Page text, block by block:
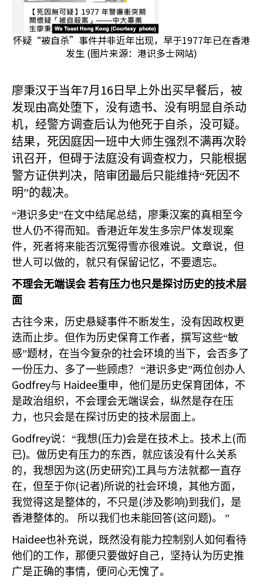
怀疑“被自杀”事件并非近年出现，早于1977年已在香港
发生 (图片来源：港识多士网站)
廖秉汉于当年7月 16 日早上外出买早餐后，被
发现由高处堕下，没有遗书、没有明显自杀动
机，经警方调查后认为他死于自杀，没可疑。
结果，死因庭因一班中大师生强烈不满再次聆
讯召开，但碍于法庭没有调查权力，只能根据
警方证供判决，陪审团最后只能维持“死因不
明”的裁决。
“港识多史”在文中结尾总结，廖秉汉案的真相至今
世人仍不得而知。香港近年发生多宗尸体发现案
件，死者将来能否沉冤得雪亦很难说。文章说，但
世人可以做的，就只有保留记忆，不要遗忘。
不理会无端误会 若有压力也只是探讨历史的技术层
面
古往今来，历史悬疑事件不断发生，没有因政权更
迭而止步。但作为历史保育工作者，撰写这些“敏
感”题材，在当今复杂的社会环境的当下，会否多了
一份压力、多了一些顾虑？
“港识多史”两位创办人
Godfrey与 Haidee重申，他们是历史保育团体，不
是政治组织，不会理会无端误会，纵然是存在压
力，也只会是在探讨历史的技术层面上。
Godfrey说：“我想(压力)会是在技术上。技术上(而
已)。做历史有压力的东西，就应该没有什么关系
的，我想因为这(历史研究)工具与方法就都一直存
在，但至于你(记者)所说的社会环境，其他方面，
我觉得这是整体的，不只是(涉及影响)到我们，是
香港整体的。
所以我们也未能回答(这问题)。 ”
Haidee也补充说，既然没有能力控制别人如何看待
他们的工作，那便只要做好自己，坚持认为历史推
广是正确的事情，便问心无愧了。